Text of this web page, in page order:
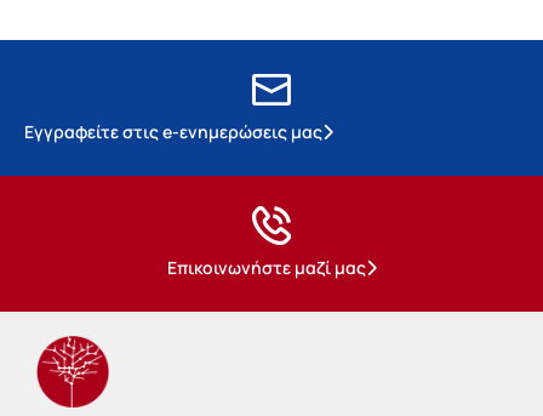
Εγγραφείτε στις e-ενημερώσεις μας
Επικοινωνήστε μαζί μας